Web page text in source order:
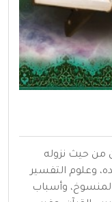
من حيث نزوله
وعلوم التفسير
وأسباب